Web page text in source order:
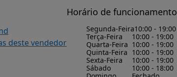
deste vendedor
Horário de funcionamento
Segunda-Feira10:00 - 19:00
Terça-Feira
10:00 - 19:00
Quarta-Feira 10:00 - 19:00
Quinta-Feira 10:00 - 19:00
Sexta-Feira
10:00 - 19:00
Sábado
10:00 - 18:00